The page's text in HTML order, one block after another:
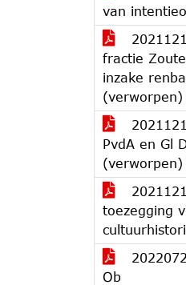
van
fractie
inzake
(verworpen)
PvdA en Gl
(verworpen)
toezegging
Ob